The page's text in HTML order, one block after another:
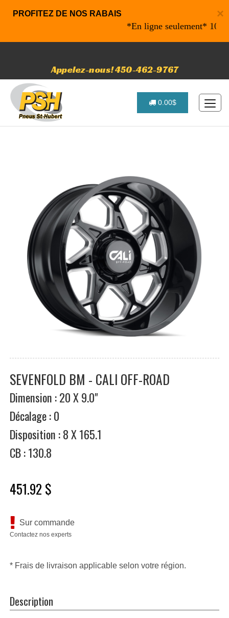
×
PROFITEZ DE NOS RABAIS
*En ligne seulement* 10%
Appelez-nous! 450-462-9767
0.00$
SEVENFOLD BM - CALI OFF-ROAD
Dimension : 20 X 9.0"
Décalage : 0
Disposition : 8 X 165.1
CB : 130.8
451.92 $
Sur commande
Contactez nos experts
* Frais de livraison applicable selon votre région.
Description